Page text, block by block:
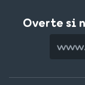
Overte si